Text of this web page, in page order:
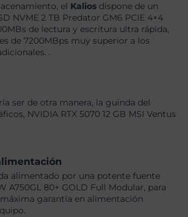
el Kalios dispone de un
NVME 2 TB Predator GM6 PCIE 4×4
de lectura y escritura ultra rápida,
de 7200MBps muy superior a los
.
ser de otra manera, la guinda del
NVIDIA RTX 5070 12 GB MSI Ventus
alimentado por una potente fuente
A750GL 80+ GOLD Full Modular, para
garantía en alimentación